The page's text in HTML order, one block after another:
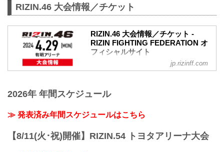
RENA vs. シン・ユリ
RIZIN LANDMARK 9 in KOBEのPPV配信
チケットが、3月1日（金）12時より
ABEMA、U-NEXTにて販売がスタート！
会場に来れない方はお好きな配信サービ
スで、RIZIN LANDMARK 9 in KOBEを全
試合リアルタイムで視聴しよう！
PPV販売スケジュール一覧
期間 応援
コード 番組名・その他
12:00〜 前売¥5,000(税込)
RIZIN.46 大会情報／チケット
RIZIN.46 大会情報／チケット -
RIZIN FIGHTING FEDERATION オ
フィシャルサイト
変更前：RIZIN.47
【1/18更新】開催日変更のお知らせ
した。
変更前：5月6日（祝・月）
jp.rizinff.com
2026年 年間スケジュール
≫ 発表済み年間スケジュールはこちら
【8/11(火･祝)開催】RIZIN.54 トヨタアリーナ大会